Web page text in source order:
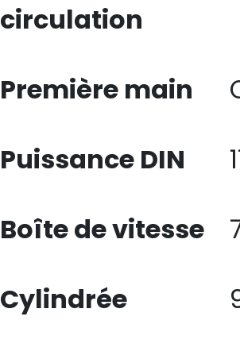
circulation
Première main
Puissance DIN
Boîte de vitesse
Cylindrée